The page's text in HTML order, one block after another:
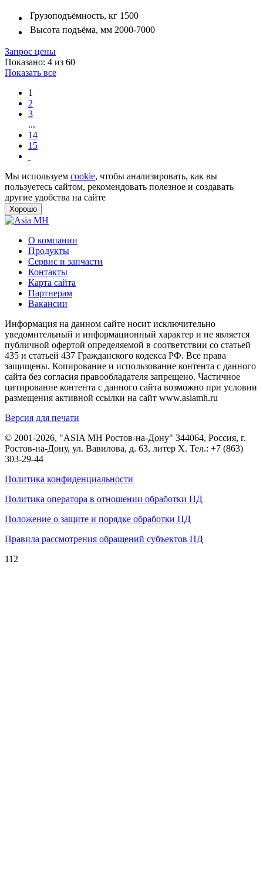
Грузоподъёмность, кг 1500
Высота подъёма, мм 2000-7000
Запрос цены
Показано: 4 из 60
Показать все
1
2
3
...
14
15
Мы используем cookie, чтобы анализировать, как вы
пользуетесь сайтом, рекомендовать полезное и создавать
другие удобства на сайте
Хорошо
О компании
Продукты
Сервис и запчасти
Контакты
Карта сайта
Партнерам
Вакансии
Информация на данном сайте носит исключительно
уведомительный и информационный характер и не является
публичной офертой определяемой в соответствии со статьей
435 и статьей 437 Гражданского кодекса РФ. Все права
защищены. Копирование и использование контента с данного
сайта без согласия правообладателя запрещено. Частичное
цитирование контента с данного сайта возможно при условии
размещения активной ссылки на сайт www.asiamh.ru
Версия для печати
© 2001-2026, "ASIA MH Ростов-на-Дону" 344064, Россия, г.
Ростов-на-Дону, ул. Вавилова, д. 63, литер Х. Тел.: +7 (863)
303-29-44
Политика конфиденциальности
Политика оператора в отношении обработки ПД
Положение о защите и порядке обработки ПД
Правила рассмотрения обращений субъектов ПД
112